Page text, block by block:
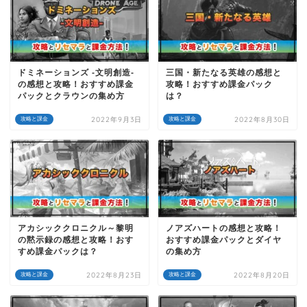
攻略と課金
ドミネーションズ -文明創造-
の感想と攻略！おすすめ課金
パックとクラウンの集め方
2022年9月3日 攻略と課金
三国・新たなる英雄の感想と
攻略！おすすめ課金パック
は？
2022年8月30日
攻略と課金
アカシッククロニクル～黎明
の黙示録の感想と攻略！おす
すめ課金パックは？
2022年8月23日 攻略と課金
ノアズハートの感想と攻略！
おすすめ課金パックとダイヤ
の集め方
2022年8月20日